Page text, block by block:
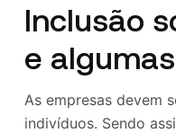
Inclusão
e
As empresas devem
indivíduos. Sendo